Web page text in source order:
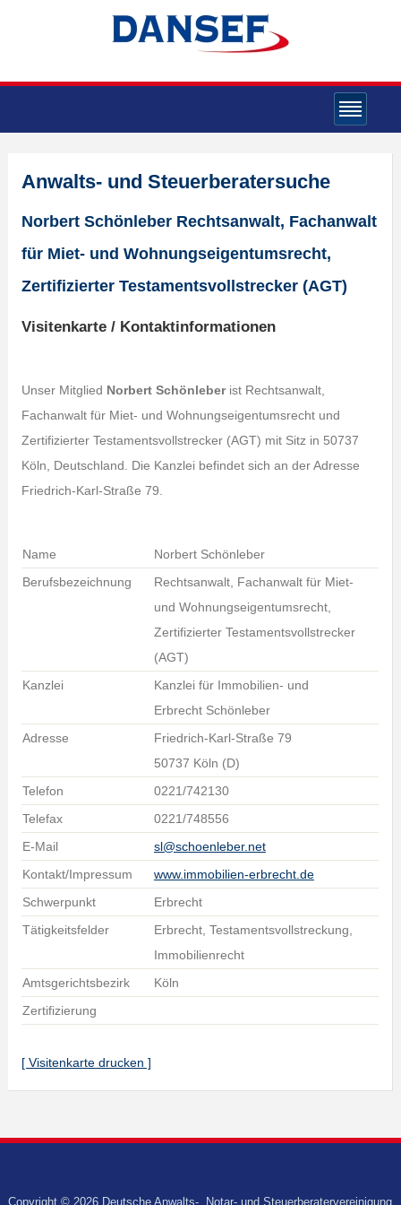
Anwalts- und Steuerberatersuche
Norbert Schönleber Rechtsanwalt, Fachanwalt
für Miet- und Wohnungseigentumsrecht,
Zertifizierter Testamentsvollstrecker (AGT)
Visitenkarte / Kontaktinformationen
Unser Mitglied Norbert Schönleberist Rechtsanwalt,
Fachanwalt für Miet- und Wohnungseigentumsrecht und
Zertifizierter Testamentsvollstrecker (AGT) mit Sitz in 50737
Köln, Deutschland. Die Kanzlei befindet sich an der Adresse
Friedrich-Karl-Straße 79.
Name
Norbert Schönleber
Berufsbezeichnung
Rechtsanwalt, Fachanwalt für Miet-
und Wohnungseigentumsrecht,
Zertifizierter Testamentsvollstrecker
(AGT)
Kanzlei
Kanzlei für Immobilien- und
Erbrecht Schönleber
Adresse
Friedrich-Karl-Straße 79
50737 Köln (D)
Telefon
0221/742130
Telefax
0221/748556
E-Mail
sl@schoenleber.net
Kontakt/Impressum
www.immobilien-erbrecht.de
Schwerpunkt
Erbrecht
Tätigkeitsfelder
Erbrecht, Testamentsvollstreckung,
Immobilienrecht
Amtsgerichtsbezirk
Köln
Zertifizierung
[ Visitenkarte drucken ]
Copyright © 2026 Deutsche Anwalts-, Notar- und Steuerberatervereinigung